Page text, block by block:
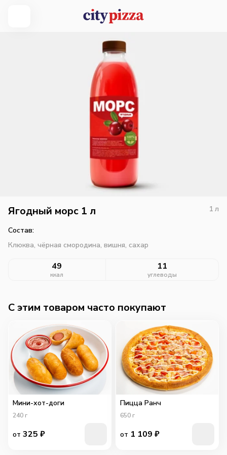
Ягодный морс 1 л 1 л
Состав:
Клюква, чёрная смородина, вишня, сахар
49
ккал
11
углеводы
C этим товаром часто покупают
Мини-хот-доги
240 г
от 325 ₽
Пицца Ранч
650 г
от 1 109 ₽